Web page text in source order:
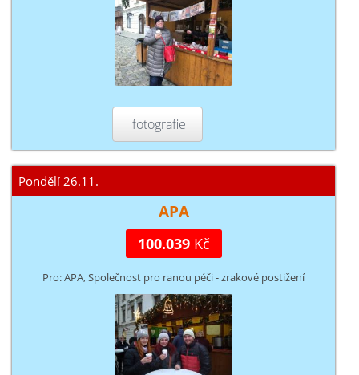
fotografie
Pondělí 26.11.
APA
100.039Kč
Pro: APA, Společnost pro ranou péči - zrakové postižení